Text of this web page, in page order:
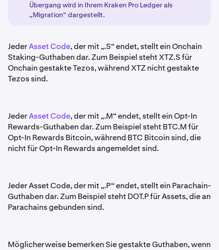
Übergang wird in Ihrem Kraken Pro Ledger als
„Migration“ dargestellt.
JederAsset Code, der mit „.S“ endet, stellt ein Onchain
Staking-Guthaben dar. Zum Beispiel steht XTZ.S für
Onchain gestakte Tezos, während XTZ nicht gestakte
Tezos sind.
JederAsset Code, der mit „.M“ endet, stellt ein Opt-In
Rewards-Guthaben dar. Zum Beispiel steht BTC.M für
Opt-In Rewards Bitcoin, während BTC Bitcoin sind, die
nicht für Opt-In Rewards angemeldet sind.
Jeder Asset Code, der mit „.P“ endet, stellt ein Parachain-
Guthaben dar. Zum Beispiel steht DOT.P für Assets, die an
Parachains gebunden sind.
Möglicherweise bemerken Sie gestakte Guthaben, wenn